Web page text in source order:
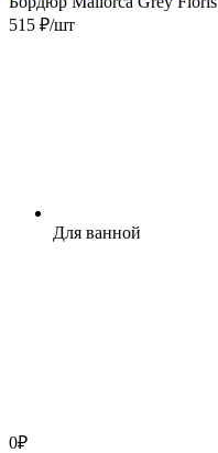
515 ₽/шт
Для ванной
0₽